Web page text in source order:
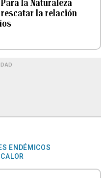
la Naturaleza
la relación
ENDÉMICOS
CALOR